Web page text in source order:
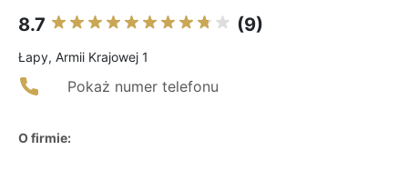
8.7 (9)
Łapy, Armii Krajowej 1
Pokaż numer telefonu
O firmie: